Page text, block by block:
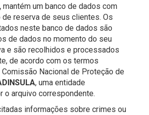
mantém um banco de dados com
reserva de seus clientes. Os
neste banco de dados são
de dados no momento do seu
e são recolhidos e processados
de acordo com os termos
Nacional de Proteção de
, uma entidade
o arquivo correspondente.
informações sobre crimes ou